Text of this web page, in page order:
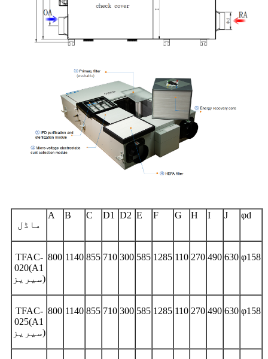
ماڈل
A B C D1 D2 E F G H I J φd
TFAC-
020(A1
سیریز)
800 1140 855 710 300 585 1285 110 270 490 630 φ158
TFAC-
025(A1
سیریز)
800 1140 855 710 300 585 1285 110 270 490 630 φ158